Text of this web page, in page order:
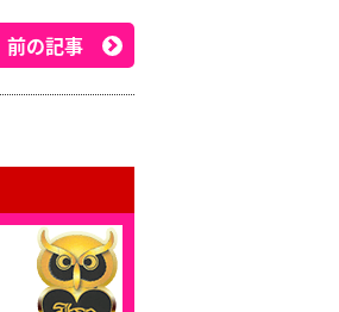
前の記事